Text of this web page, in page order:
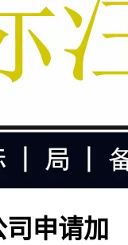
申请加